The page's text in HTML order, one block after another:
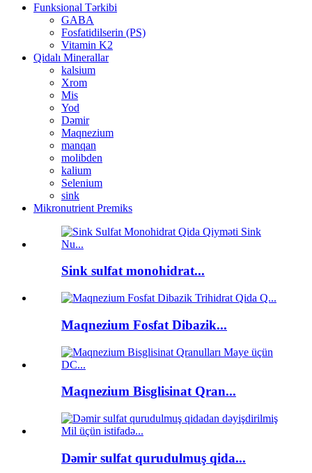
Funksional Tərkibi
GABA
Fosfatidilserin (PS)
Vitamin K2
Qidalı Minerallar
kalsium
Xrom
Mis
Yod
Dəmir
Maqnezium
manqan
molibden
kalium
Selenium
sink
Mikronutrient Premiks
Sink sulfat monohidrat...
Maqnezium Fosfat Dibazik...
Maqnezium Bisglisinat Qran...
Dəmir sulfat qurudulmuş qida...